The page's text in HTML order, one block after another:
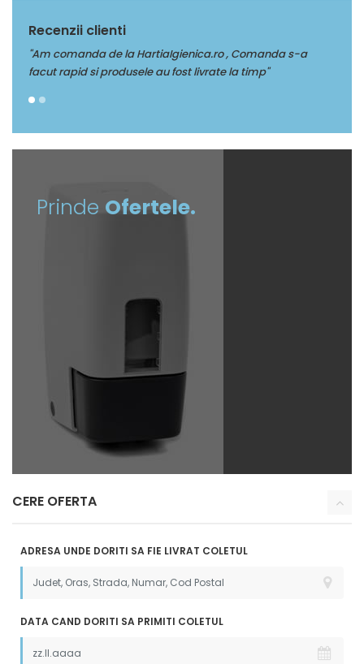
Recenzii clienti
"Am comanda de la HartiaIgienica.ro , Comanda s-a
facut rapid si produsele au fost livrate la timp"
Prinde Ofertele.
CERE OFERTA
ADRESA UNDE DORITI SA FIE LIVRAT COLETUL
DATA CAND DORITI SA PRIMITI COLETUL